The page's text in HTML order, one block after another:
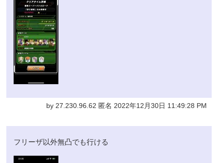
by 27.230.96.62 匿名 2022年12月30日 11:49:28 PM
フリーザ以外無凸でも行ける